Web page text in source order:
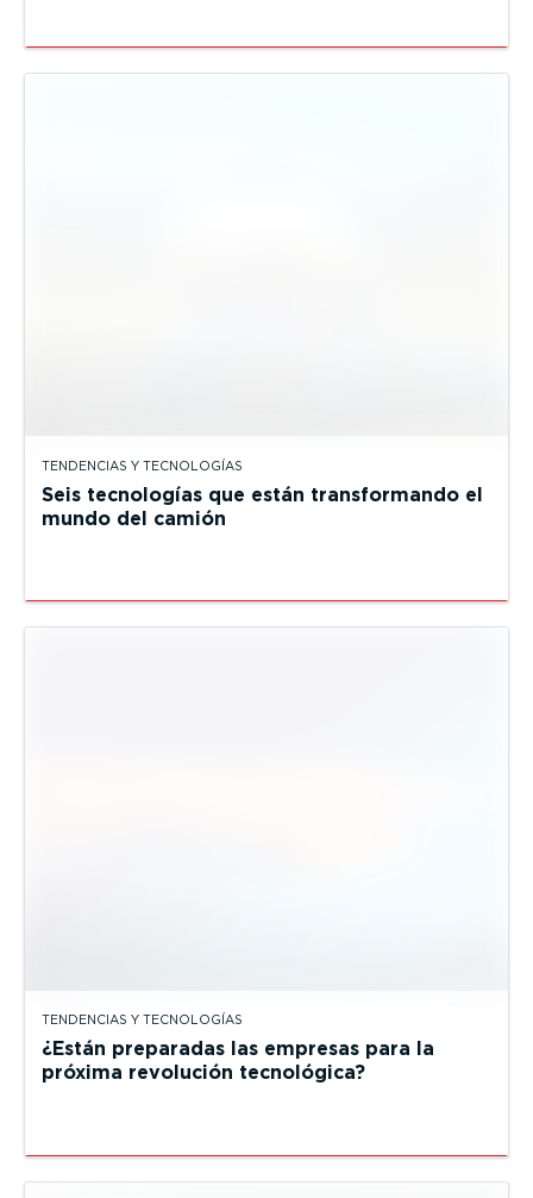
TENDENCIAS Y TECNOLOGÍAS
Seis tecnologías que están transformando el
mundo del camión
TENDENCIAS Y TECNOLOGÍAS
¿Están preparadas las empresas para la
próxima revolución tecnológica?